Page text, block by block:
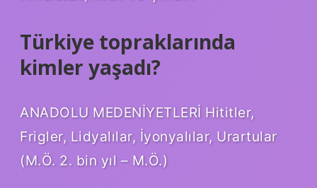
Türkiye topraklarında
kimler yaşadı?
ANADOLU MEDENİYETLERİ Hititler,
Frigler, Lidyalılar, İyonyalılar, Urartular
(M.Ö. 2. bin yıl – M.Ö.)